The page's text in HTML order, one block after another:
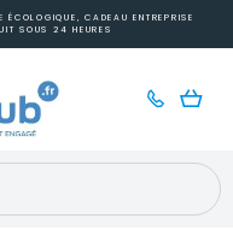
CADEAU ENTREPRISE
SOUS 24 HEURES